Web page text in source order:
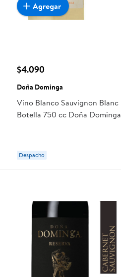
$4.090
Doña Dominga
Vino Blanco Sauvignon Blanc
Botella 750 cc Doña Dominga
Despacho
Agregar